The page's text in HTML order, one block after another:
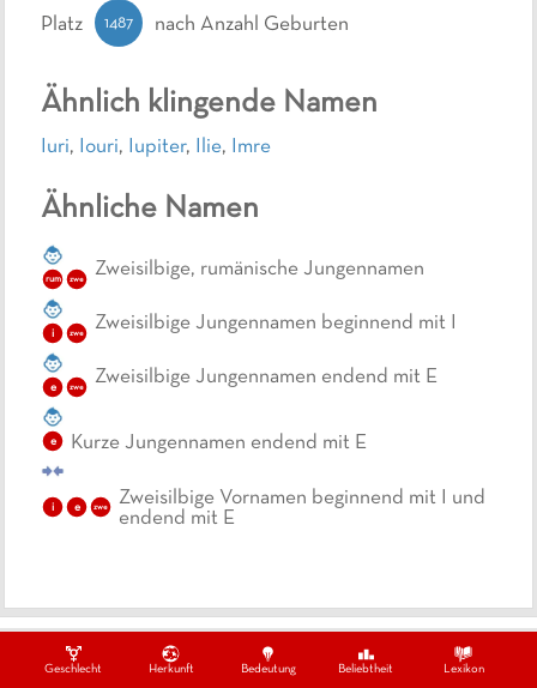
Geschlecht Herkunft Bedeutung Beliebtheit Lexikon
Ähnlich klingende Namen
Iuri, Iouri, Iupiter, Ilie, Imre
Ähnliche Namen
rum zwe Zweisilbige, rumänische Jungennamen
i zwe Zweisilbige Jungennamen beginnend mit I
e zwe Zweisilbige Jungennamen endend mit E
e Kurze Jungennamen endend mit E
i e zwe
Zweisilbige Vornamen beginnend mit I und
endend mit E
Platz 1487 nach Anzahl Geburten
Ein Projekt von
DatenschutzbestimmungenImpressumKontakt